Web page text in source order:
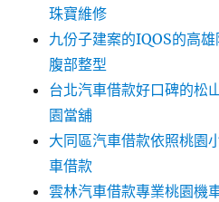
珠寶維修
九份子建案的IQOS的高
腹部整型
台北汽車借款好口碑的松
園當舖
大同區汽車借款依照桃園
車借款
雲林汽車借款專業桃園機